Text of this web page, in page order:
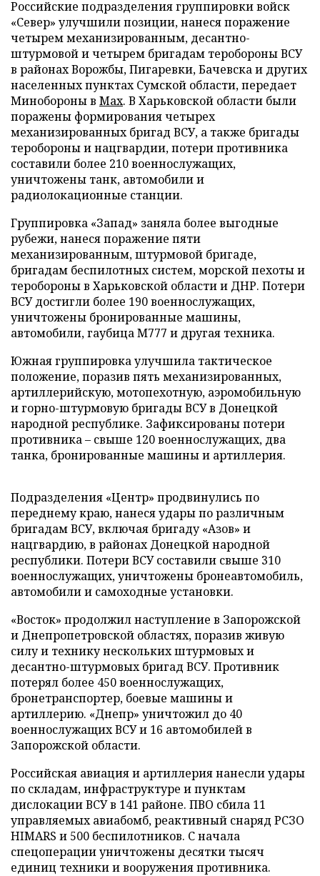
Российские подразделения группировки войск
«Север» улучшили позиции, нанеся поражение
четырем механизированным, десантно-
штурмовой и четырем бригадам теробороны ВСУ
в районах Ворожбы, Пигаревки, Бачевска и других
населенных пунктах Сумской области, передает
Минобороны в Mах. В Харьковской области были
поражены формирования четырех
механизированных бригад ВСУ, а также бригады
теробороны и нацгвардии, потери противника
составили более 210 военнослужащих,
уничтожены танк, автомобили и
радиолокационные станции.
Группировка «Запад» заняла более выгодные
рубежи, нанеся поражение пяти
механизированным, штурмовой бригаде,
бригадам беспилотных систем, морской пехоты и
теробороны в Харьковской области и ДНР. Потери
ВСУ достигли более 190 военнослужащих,
уничтожены бронированные машины,
автомобили, гаубица М777 и другая техника.
Южная группировка улучшила тактическое
положение, поразив пять механизированных,
артиллерийскую, мотопехотную, аэромобильную
и горно-штурмовую бригады ВСУ в Донецкой
народной республике. Зафиксированы потери
противника – свыше 120 военнослужащих, два
танка, бронированные машины и артиллерия.
Подразделения «Центр» продвинулись по
переднему краю, нанеся удары по различным
бригадам ВСУ, включая бригаду «Азов» и
нацгвардию, в районах Донецкой народной
республики. Потери ВСУ составили свыше 310
военнослужащих, уничтожены бронеавтомобиль,
автомобили и самоходные установки.
«Восток» продолжил наступление в Запорожской
и Днепропетровской областях, поразив живую
силу и технику нескольких штурмовых и
десантно-штурмовых бригад ВСУ. Противник
потерял более 450 военнослужащих,
бронетранспортер, боевые машины и
артиллерию. «Днепр» уничтожил до 40
военнослужащих ВСУ и 16 автомобилей в
Запорожской области.
Российская авиация и артиллерия нанесли удары
по складам, инфраструктуре и пунктам
дислокации ВСУ в 141 районе. ПВО сбила 11
управляемых авиабомб, реактивный снаряд РСЗО
HIMARS и 500 беспилотников. С начала
спецоперации уничтожены десятки тысяч
единиц техники и вооружения противника.